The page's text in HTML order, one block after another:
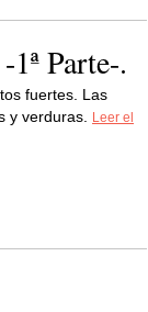
Parte-.
fuertes. Las
y verduras.
Leer el